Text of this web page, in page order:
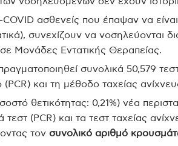
ασθενείς που έπαψαν να
συνεχίζουν να
Μονάδες Εντατικής Θεραπείας.
συνολικά 50,579
(PCR) και τη μέθοδο ταχείας
θετικότητας: 0,21%) νέα
τεστ (PCR) και τα τεστ ταχείας
τονσυνολικό αριθμό